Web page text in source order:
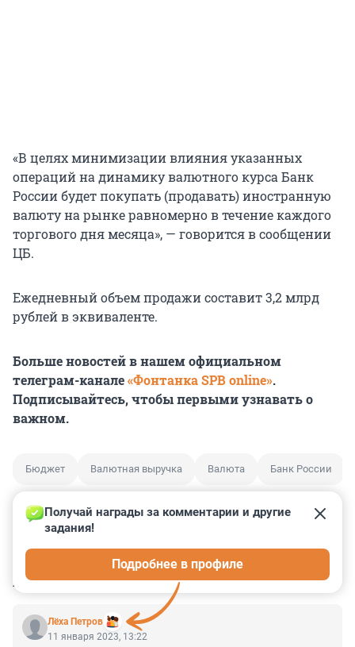
«В целях минимизации влияния указанных
операций на динамику валютного курса Банк
России будет покупать (продавать) иностранную
валюту на рынке равномерно в течение каждого
торгового дня месяца», — говорится в сообщении
ЦБ.
Ежедневный объем продажи составит 3,2 млрд
рублей в эквиваленте.
Больше новостей в нашем официальном
телеграм-канале«Фонтанка SPB online».
Подписывайтесь, чтобы первыми узнавать о
важном.
Бюджет Валютная выручка Валюта Банк России
КОММЕНТАРИИ 1
Лёxа Петров
Получай награды за комментарии и другие
задания!
Подробнее в профиле
11 января 2023, 13:22